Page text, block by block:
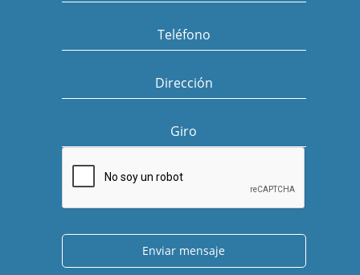
Teléfono
Dirección
Giro
Enviar mensaje